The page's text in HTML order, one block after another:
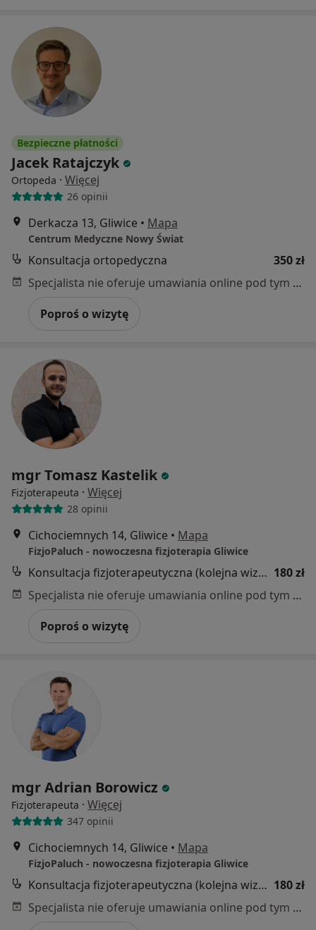
Bezpieczne płatności
Jacek Ratajczyk
Ortopeda · Więcej
26 opinii
Derkacza 13, Gliwice • Mapa
Centrum Medyczne Nowy Świat
Konsultacja ortopedyczna
350 zł
Specjalista nie oferuje umawiania online pod tym adresem.
Poproś o wizytę
mgr Tomasz Kastelik
Fizjoterapeuta · Więcej
28 opinii
Cichociemnych 14, Gliwice • Mapa
FizjoPaluch - nowoczesna fizjoterapia Gliwice
Konsultacja fizjoterapeutyczna (kolejna wizyta) 180 zł
Specjalista nie oferuje umawiania online pod tym adresem.
Poproś o wizytę
mgr Adrian Borowicz
Fizjoterapeuta · Więcej
347 opinii
Cichociemnych 14, Gliwice • Mapa
FizjoPaluch - nowoczesna fizjoterapia Gliwice
Konsultacja fizjoterapeutyczna (kolejna wizyta) 180 zł
Specjalista nie oferuje umawiania online pod tym adresem.